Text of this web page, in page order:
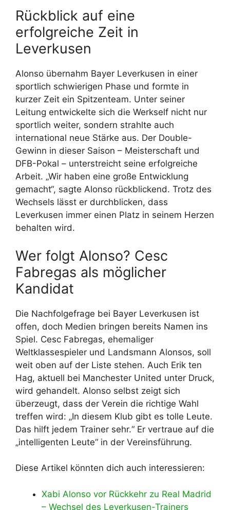
Rückblick auf eine
erfolgreiche Zeit in
Leverkusen
Alonso übernahm Bayer Leverkusen in einer
sportlich schwierigen Phase und formte in
kurzer Zeit ein Spitzenteam. Unter seiner
Leitung entwickelte sich die Werkself nicht nur
sportlich weiter, sondern strahlte auch
international neue Stärke aus. Der Double-
Gewinn in dieser Saison – Meisterschaft und
DFB-Pokal – unterstreicht seine erfolgreiche
Arbeit. „Wir haben eine große Entwicklung
gemacht“, sagte Alonso rückblickend. Trotz des
Wechsels lässt er durchblicken, dass
Leverkusen immer einen Platz in seinem Herzen
behalten wird.
Wer folgt Alonso? Cesc
Fabregas als möglicher
Kandidat
Die Nachfolgefrage bei Bayer Leverkusen ist
offen, doch Medien bringen bereits Namen ins
Spiel. Cesc Fabregas, ehemaliger
Weltklassespieler und Landsmann Alonsos, soll
weit oben auf der Liste stehen. Auch Erik ten
Hag, aktuell bei Manchester United unter Druck,
wird gehandelt. Alonso selbst zeigt sich
überzeugt, dass der Verein die richtige Wahl
treffen wird: „In diesem Klub gibt es tolle Leute.
Das hilft jedem Trainer sehr.“ Er vertraue auf die
„intelligenten Leute“ in der Vereinsführung.
Diese Artikel könnten dich auch interessieren:
Xabi Alonso vor Rückkehr zu Real Madrid
– Wechsel des Leverkusen-Trainers